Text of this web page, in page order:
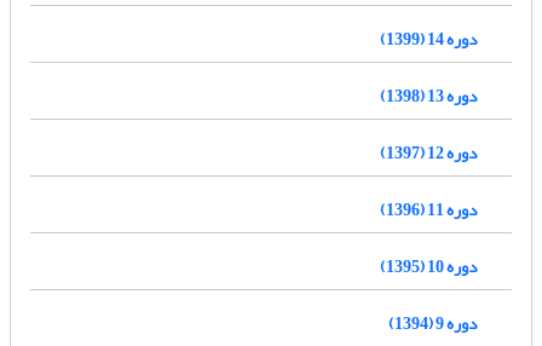
دوره 14 (1399)
دوره 13 (1398)
دوره 12 (1397)
دوره 11 (1396)
دوره 10 (1395)
دوره 9 (1394)